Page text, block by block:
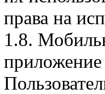
права на
1.8.
приложение